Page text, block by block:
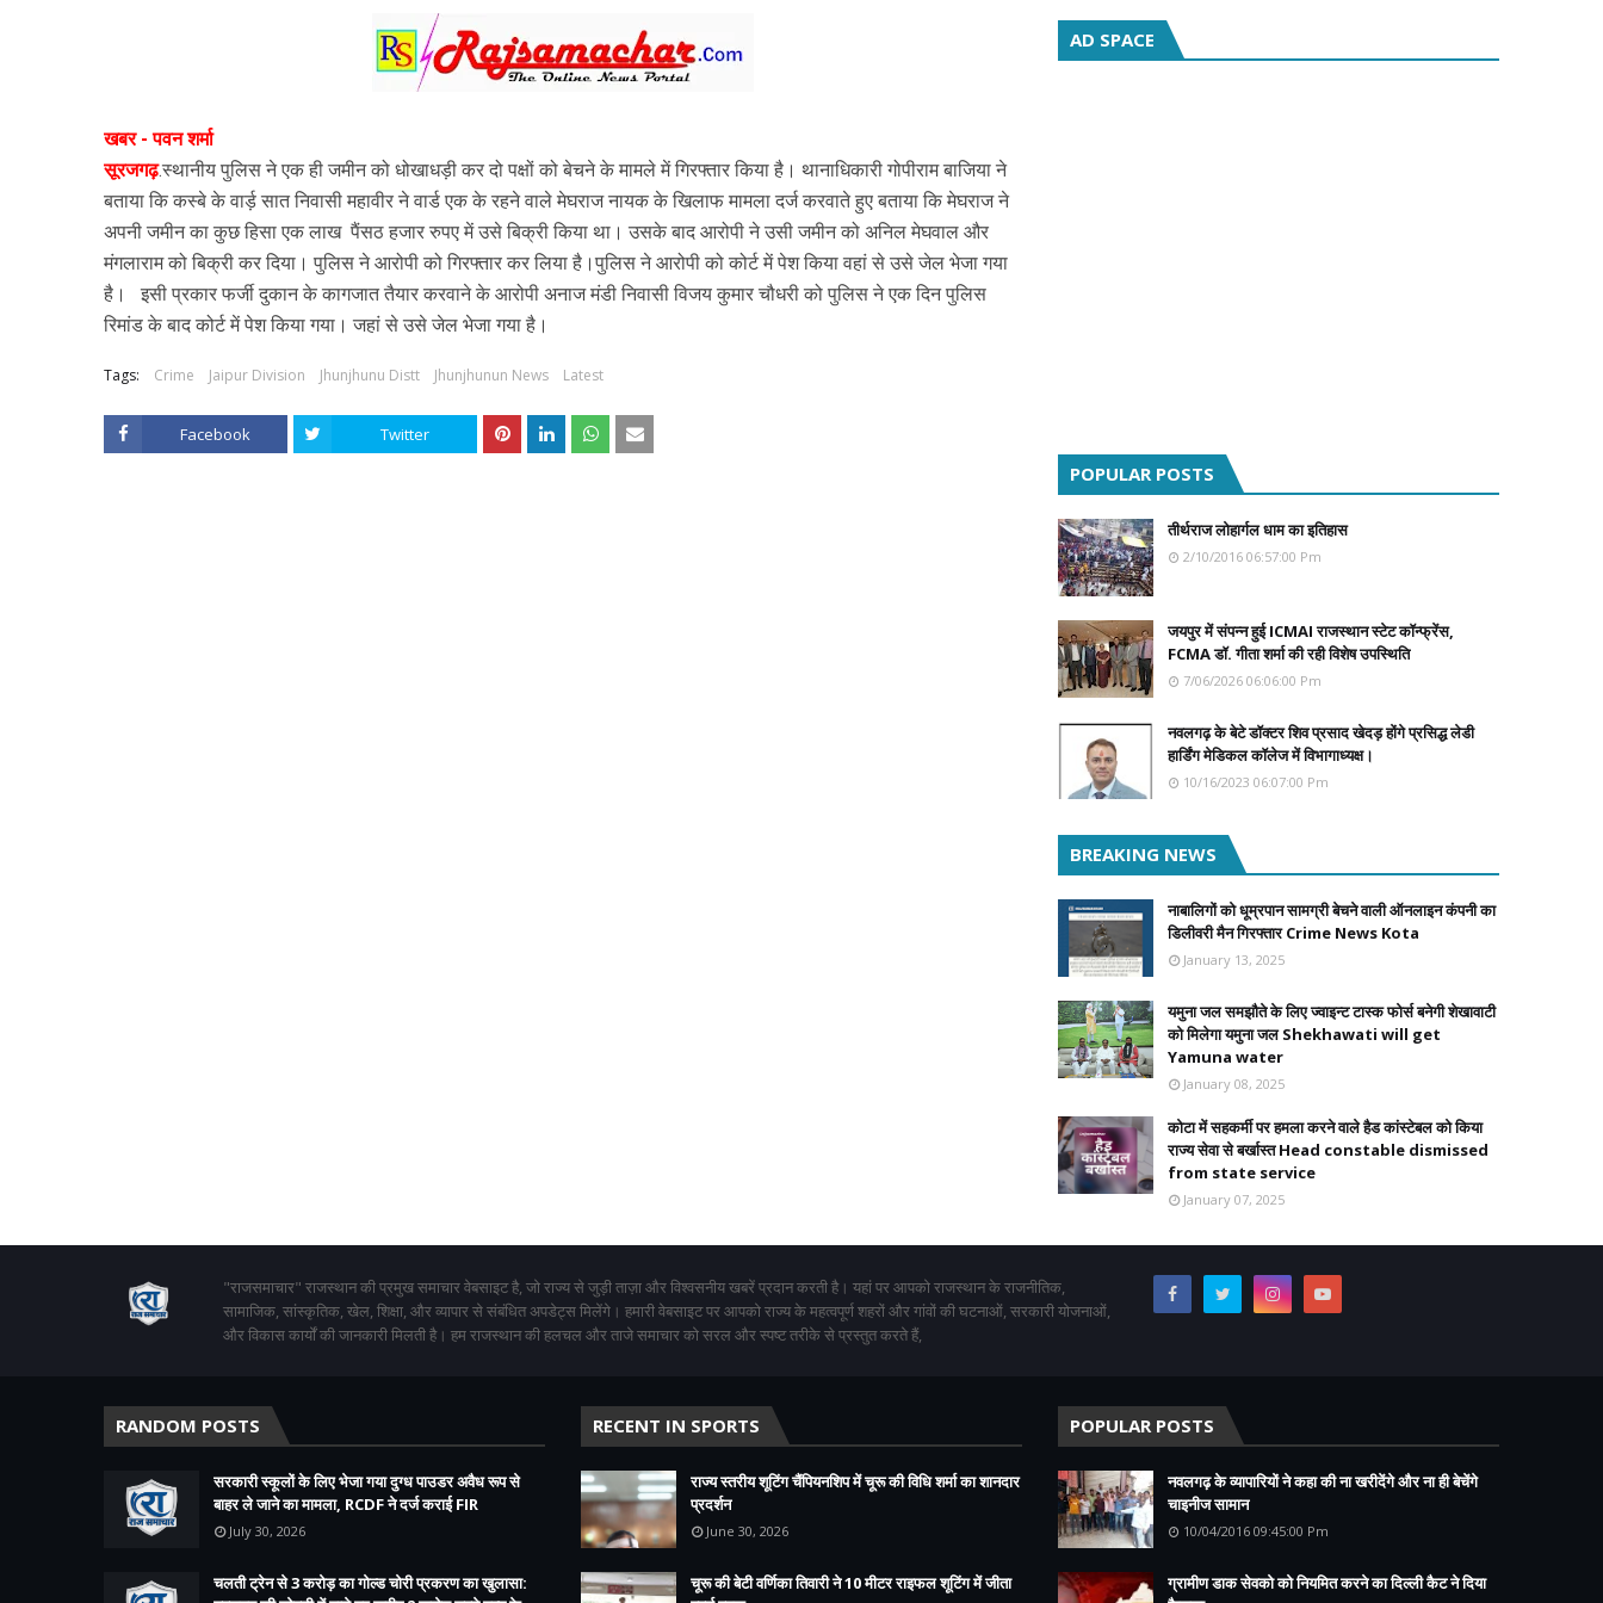
खबर - पवन शर्मा
सूरजगढ़.स्थानीय पुलिस ने एक ही जमीन को धोखाधड़ी कर दो पक्षों को बेचने के मामले में गिरफ्तार किया है। थानाधिकारी गोपीराम बाजिया ने
बताया कि कस्बे के वार्ड़ सात निवासी महावीर ने वार्ड एक के रहने वाले मेघराज नायक के खिलाफ मामला दर्ज करवाते हुए बताया कि मेघराज ने
अपनी जमीन का कुछ हिसा एक लाख पैंसठ हजार रुपए में उसे बिक्री किया था। उसके बाद आरोपी ने उसी जमीन को अनिल मेघवाल और
मंगलाराम को बिक्री कर दिया। पुलिस ने आरोपी को गिरफ्तार कर लिया है। पुलिस ने आरोपी को कोर्ट में पेश किया वहां से उसे जेल भेजा गया
है।
इसी प्रकार फर्जी दुकान के कागजात तैयार करवाने के आरोपी अनाज मंडी निवासी विजय कुमार चौधरी को पुलिस ने एक दिन पुलिस
रिमांड के बाद कोर्ट में पेश किया गया। जहां से उसे जेल भेजा गया है।
Tags: Crime Jaipur Division Jhunjhunu Distt Jhunjhunun News Latest
Facebook Twitter
AD SPACE
POPULAR POSTS
तीर्थराज लोहार्गल धाम का इतिहास
2/10/2016 06:57:00 Pm
जयपुर में संपन्न हुई ICMAI राजस्थान स्टेट कॉन्फ्रेंस,
FCMA डॉ. गीता शर्मा की रही विशेष उपस्थिति
7/06/2026 06:06:00 Pm
नवलगढ़ के बेटे डॉक्टर शिव प्रसाद खेदड़ होंगे प्रसिद्ध लेडी
हार्डिंग मेडिकल कॉलेज में विभागाध्यक्ष।
10/16/2023 06:07:00 Pm
BREAKING NEWS
नाबालिगों को धूम्रपान सामग्री बेचने वाली ऑनलाइन कंपनी का
डिलीवरी मैन गिरफ्तार Crime News Kota
January 13, 2025
यमुना जल समझौते के लिए ज्वाइन्ट टास्क फोर्स बनेगी शेखावाटी
को मिलेगा यमुना जल Shekhawati will get
Yamuna water
January 08, 2025
कोटा में सहकर्मी पर हमला करने वाले हैड कांस्टेबल को किया
राज्य सेवा से बर्खास्त Head constable dismissed
from state service
January 07, 2025
"राजसमाचार" राजस्थान की प्रमुख समाचार वेबसाइट है, जो राज्य से जुड़ी ताज़ा और विश्वसनीय खबरें प्रदान करती है। यहां पर आपको राजस्थान के राजनीतिक,
सामाजिक, सांस्कृतिक, खेल, शिक्षा, और व्यापार से संबंधित अपडेट्स मिलेंगे। हमारी वेबसाइट पर आपको राज्य के महत्वपूर्ण शहरों और गांवों की घटनाओं, सरकारी योजनाओं,
और विकास कार्यों की जानकारी मिलती है। हम राजस्थान की हलचल और ताजे समाचार को सरल और स्पष्ट तरीके से प्रस्तुत करते हैं,
RANDOM POSTS
सरकारी स्कूलों के लिए भेजा गया दुग्ध पाउडर अवैध रूप से
बाहर ले जाने का मामला, RCDF ने दर्ज कराई FIR
July 30, 2026
चलती ट्रेन से 3 करोड़ का गोल्ड चोरी प्रकरण का खुलासा:
RECENT IN SPORTS
राज्य स्तरीय शूटिंग चैंपियनशिप में चूरू की विधि शर्मा का शानदार
प्रदर्शन
June 30, 2026
चूरू की बेटी वर्णिका तिवारी ने 10 मीटर राइफल शूटिंग में जीता
POPULAR POSTS
नवलगढ़ के व्यापारियों ने कहा की ना खरीदेंगे और ना ही बेचेंगे
चाइनीज सामान
10/04/2016 09:45:00 Pm
ग्रामीण डाक सेवको को नियमित करने का दिल्ली कैट ने दिया